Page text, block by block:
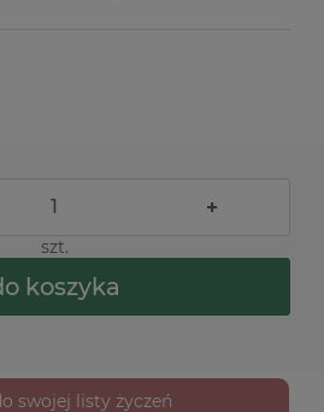
+
szt.
koszyka
swojej listy życzeń